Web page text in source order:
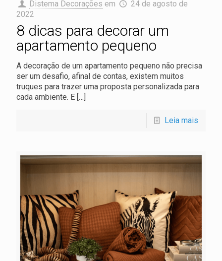
Distema Decorações em
24 de agosto de
2022
8 dicas para decorar um
apartamento pequeno
A decoração de um apartamento pequeno não precisa
ser um desafio, afinal de contas, existem muitos
truques para trazer uma proposta personalizada para
cada ambiente. E […]
Leia mais